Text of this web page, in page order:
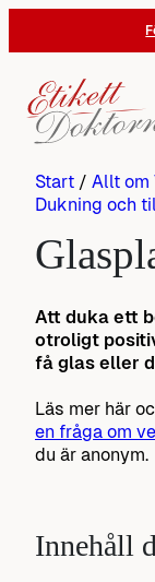
Start / Allt om
Dukning och
Att duka ett
otroligt
få glas eller
Läs mer här
en fråga om
du är anonym.
Innehåll